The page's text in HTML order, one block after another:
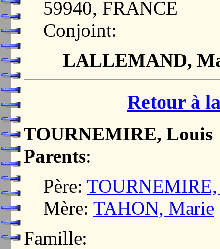
59940, FRANCE
Conjoint:
LALLEMAND,
Retour à
TOURNEMIRE, Louis
Parents:
Père: TOURNEMIRE,
Mère: TAHON, Marie
Famille: